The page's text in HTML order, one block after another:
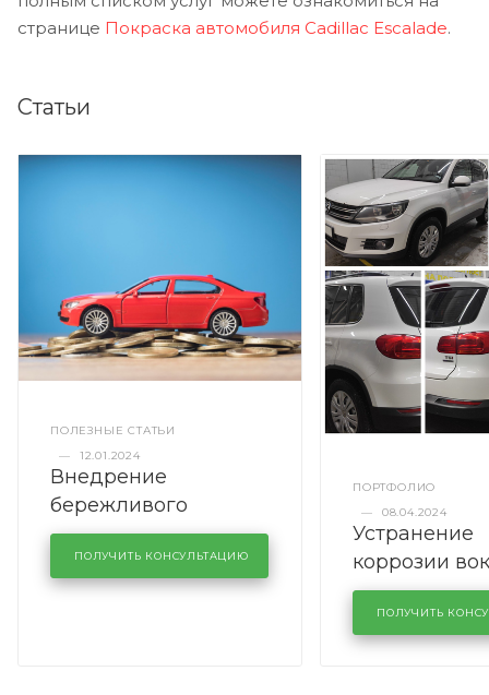
странице Покраска автомобиля Cadillac Escalade.
Статьи
ПОЛЕЗНЫЕ СТАТЬИ
—
12.01.2024
Внедрение
бережливого
производства в
кузовном сервисе
KUTUZOVV
ПОЛУЧИТЬ КОНСУЛЬТАЦИЮ
ПОРТФОЛИО
—
08.04.2024
Устранение
коррозии
лобового
районе
Volkswagen
ПОЛУЧИТЬ